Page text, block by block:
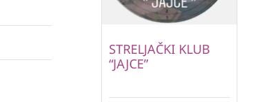
STRELJAČKI KLUB
“JAJCE”